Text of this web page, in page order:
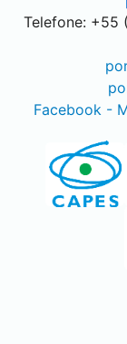
Telefone: +55
Facebook -